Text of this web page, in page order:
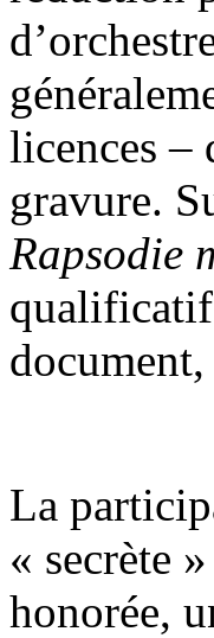
licences –
gravure.
Rapsodie
qualificatif
La
« secrète
honorée,